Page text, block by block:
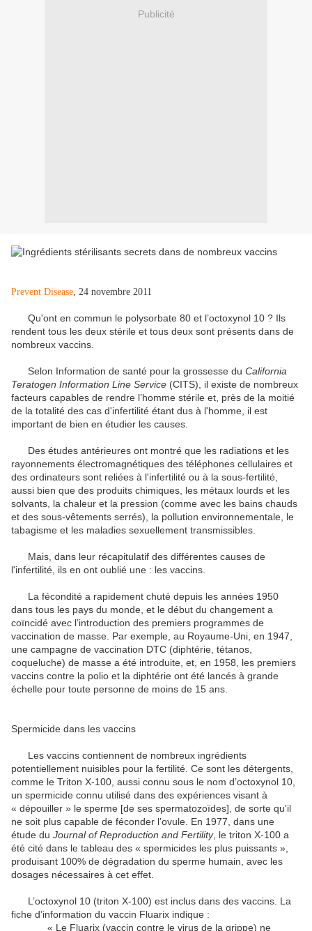
Publicité
Prevent Disease, 24 novembre 2011
Qu'ont en commun le polysorbate 80 et l’octoxynol 10 ? Ils
rendent tous les deux stérile et tous deux sont présents dans de
nombreux vaccins.
Selon Information de santé pour la grossesse du California
Teratogen Information Line Service (CITS), il existe de nombreux
facteurs capables de rendre l’homme stérile et, près de la moitié
de la totalité des cas d'infertilité étant dus à l'homme, il est
important de bien en étudier les causes.
Des études antérieures ont montré que les radiations et les
rayonnements électromagnétiques des téléphones cellulaires et
des ordinateurs sont reliées à l'infertilité ou à la sous-fertilité,
aussi bien que des produits chimiques, les métaux lourds et les
solvants, la chaleur et la pression (comme avec les bains chauds
et des sous-vêtements serrés), la pollution environnementale, le
tabagisme et les maladies sexuellement transmissibles.
Mais, dans leur récapitulatif des différentes causes de
l'infertilité, ils en ont oublié une : les vaccins.
La fécondité a rapidement chuté depuis les années 1950
dans tous les pays du monde, et le début du changement a
coïncidé avec l’introduction des premiers programmes de
vaccination de masse. Par exemple, au Royaume-Uni, en 1947,
une campagne de vaccination DTC (diphtérie, tétanos,
coqueluche) de masse a été introduite, et, en 1958, les premiers
vaccins contre la polio et la diphtérie ont été lancés à grande
échelle pour toute personne de moins de 15 ans.
Spermicide dans les vaccins
Les vaccins contiennent de nombreux ingrédients
potentiellement nuisibles pour la fertilité. Ce sont les détergents,
comme le Triton X-100, aussi connu sous le nom d’octoxynol 10,
un spermicide connu utilisé dans des expériences visant à
« dépouiller » le sperme [de ses spermatozoïdes], de sorte qu'il
ne soit plus capable de féconder l’ovule. En 1977, dans une
étude du Journal of Reproduction and Fertility, le triton X-100 a
été cité dans le tableau des « spermicides les plus puissants »,
produisant 100% de dégradation du sperme humain, avec les
dosages nécessaires à cet effet.
L’octoxynol 10 (triton X-100) est inclus dans des vaccins. La
fiche d’information du vaccin Fluarix indique :
« Le Fluarix (vaccin contre le virus de la grippe) ne